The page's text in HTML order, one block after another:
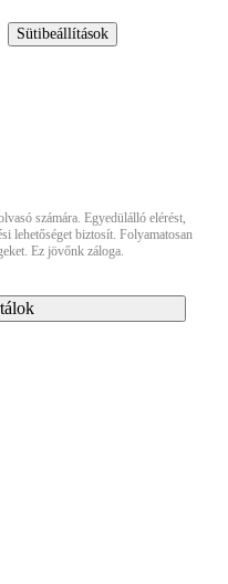
Sütibeállítások
számára. Egyedülálló elérést,
lehetőséget biztosít. Folyamatosan
Ez jövőnk záloga.